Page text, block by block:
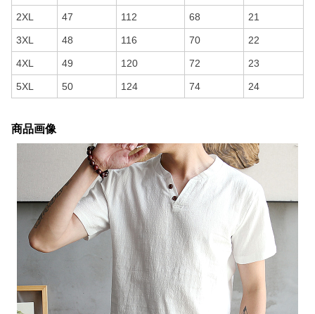
2XL 47 112 68 21
3XL 48 116 70 22
4XL 49 120 72 23
5XL 50 124 74 24
商品画像